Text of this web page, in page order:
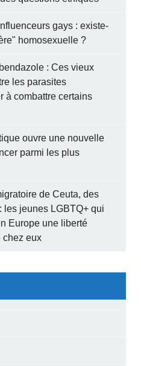
gays : existe-
homosexuelle ?
: Ces vieux
les parasites
à combattre certains
ouvre une nouvelle
parmi les plus
de Ceuta, des
les jeunes LGBTQ+ qui
Europe une liberté
chez eux